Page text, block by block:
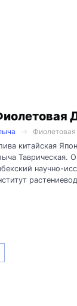
Фиолетовая
китайская
Таврическая.
научно-